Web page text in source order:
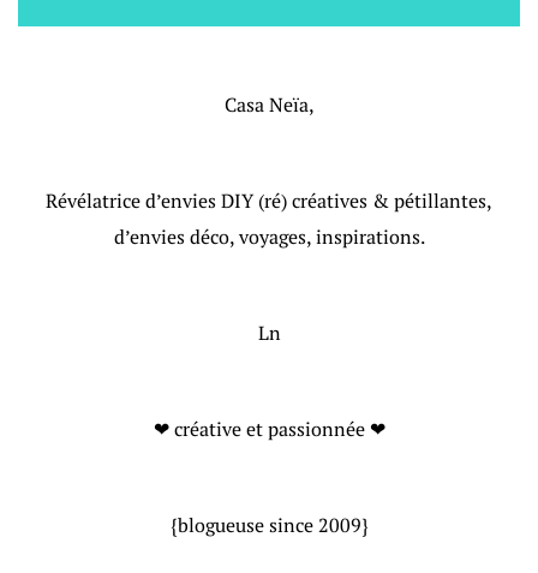
Casa Neïa,
Révélatrice d’envies DIY (ré) créatives & pétillantes,
d’envies déco, voyages, inspirations.
Ln
❤ créative et passionnée ❤
{blogueuse since 2009}